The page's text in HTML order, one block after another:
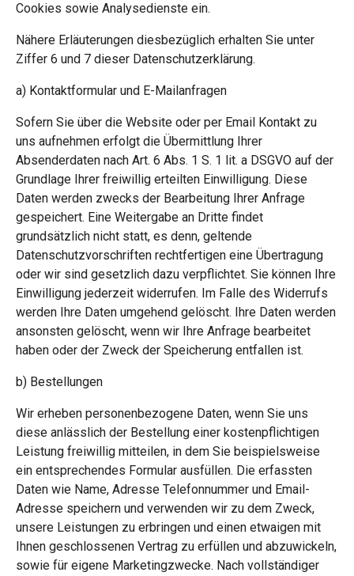
Cookies sowie Analysedienste ein.
Nähere Erläuterungen diesbezüglich erhalten Sie unter
Ziffer 6 und 7 dieser Datenschutzerklärung.
a) Kontaktformular und E-Mailanfragen
Sofern Sie über die Website oder per Email Kontakt zu
uns aufnehmen erfolgt die Übermittlung Ihrer
Absenderdaten nach Art. 6 Abs. 1 S. 1 lit. a DSGVO auf der
Grundlage Ihrer freiwillig erteilten Einwilligung. Diese
Daten werden zwecks der Bearbeitung Ihrer Anfrage
gespeichert. Eine Weitergabe an Dritte findet
grundsätzlich nicht statt, es denn, geltende
Datenschutzvorschriften rechtfertigen eine Übertragung
oder wir sind gesetzlich dazu verpflichtet. Sie können Ihre
Einwilligung jederzeit widerrufen. Im Falle des Widerrufs
werden Ihre Daten umgehend gelöscht. Ihre Daten werden
ansonsten gelöscht, wenn wir Ihre Anfrage bearbeitet
haben oder der Zweck der Speicherung entfallen ist.
b) Bestellungen
Wir erheben personenbezogene Daten, wenn Sie uns
diese anlässlich der Bestellung einer kostenpflichtigen
Leistung freiwillig mitteilen, in dem Sie beispielsweise
ein entsprechendes Formular ausfüllen. Die erfassten
Daten wie Name, Adresse Telefonnummer und Email-
Adresse speichern und verwenden wir zu dem Zweck,
unsere Leistungen zu erbringen und einen etwaigen mit
Ihnen geschlossenen Vertrag zu erfüllen und abzuwickeln,
sowie für eigene Marketingzwecke. Nach vollständiger